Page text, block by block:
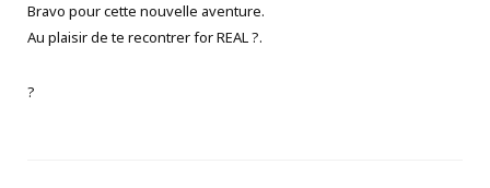
Bravo pour cette nouvelle aventure.
Au plaisir de te recontrer for REAL ?.
?